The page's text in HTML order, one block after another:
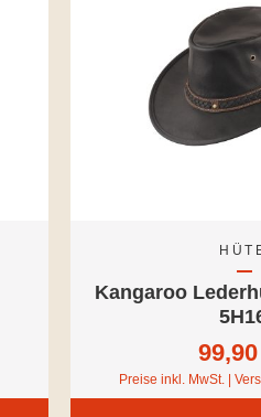
Kangaroo
Preise inkl. MwSt. |